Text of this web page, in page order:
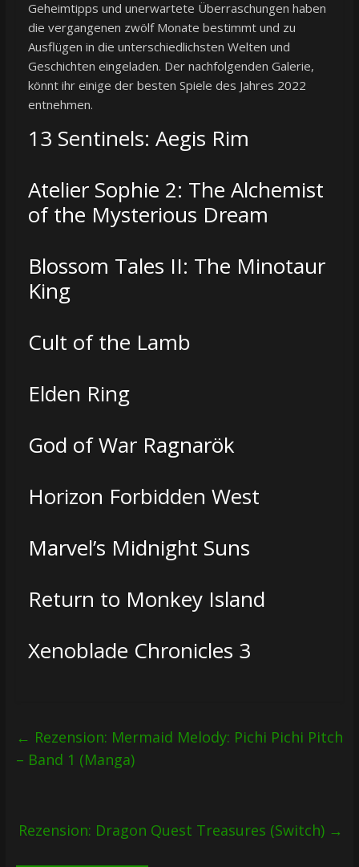
Geheimtipps und unerwartete Überraschungen haben
die vergangenen zwölf Monate bestimmt und zu
Ausflügen in die unterschiedlichsten Welten und
Geschichten eingeladen. Der nachfolgenden Galerie,
könnt ihr einige der besten Spiele des Jahres 2022
entnehmen.
13 Sentinels: Aegis Rim
Atelier Sophie 2: The Alchemist
of the Mysterious Dream
Blossom Tales II: The Minotaur
King
Cult of the Lamb
Elden Ring
God of War Ragnarök
Horizon Forbidden West
Marvel’s Midnight Suns
Return to Monkey Island
Xenoblade Chronicles 3
← Rezension: Mermaid Melody: Pichi Pichi Pitch
– Band 1 (Manga)
Rezension: Dragon Quest Treasures (Switch) →